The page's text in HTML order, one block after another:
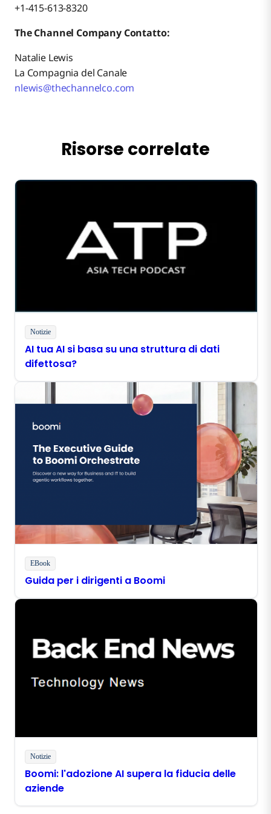
+1-415-613-8320
The Channel Company Contatto:
Natalie Lewis
La Compagnia del Canale
nlewis@thechannelco.com
Risorse correlate
Notizie
AI tua AI si basa su una struttura di dati
difettosa?
EBook
Guida per i dirigenti a Boomi
Notizie
Boomi: l'adozione AI supera la fiducia delle
aziende